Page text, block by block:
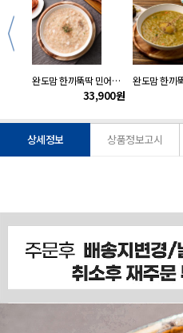
완도맘 한끼뚝딱 민어죽3팩(200gx3팩)
33,900원
상세정보 상품정보고시